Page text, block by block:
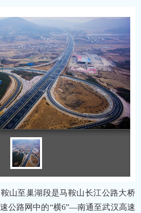
山至巢湖段是马鞍山长江公路大桥
公路网中的“横6”—南通至武汉高速